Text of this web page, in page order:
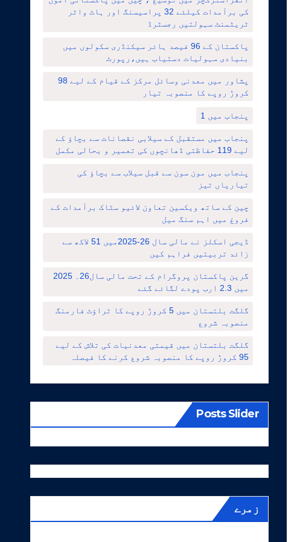
کی برآمدات کیلئے 32 پراسیسنگ اور ہاٹ واٹر
ٹریٹمنٹ سہولتیں رجسٹرڈ
پاکستان کے 96 فیصد ہائر سیکنڈری سکولوں میں
بنیادی سہولیات دستیاب ہیں،رپورٹ
پشاور میں معدنی وسائل مرکز کے قیام کے لیے 98
کروڑ روپے کا منصوبہ تیار
پنجاب میں 1
پنجاب میں مستقبل کے سیلابی نقصانات سے بچاؤ کے
لیے 119 حفاظتی ڈھانچوں کی تعمیر و بحالی مکمل
پنجاب میں مون سون سے قبل سیلاب سے بچاؤ کی
تیاریاں تیز
چین کے ساتھ ویکسین تعاون لائیو سٹاک برآمدات کے
فروغ میں اہم سنگ میل
ڈیجی اسکلز نے مالی سال 26-2025میں 51 لاکھ سے
زائد تربیتیں فراہم کیں
گرین پاکستان پروگرام کے تحت مالی سال26۔ 2025
میں 2.3 ارب پودے لگائے گئے
گلگت بلتستان میں 5 کروڑ روپے کا ٹراؤٹ فارمنگ
منصوبہ شروع
گلگت بلتستان میں قیمتی معدنیات کی تلاش کے لیے
95 کروڑ روپے کا منصوبہ شروع کرنے کا فیصلہ
Posts Slider
زمرے